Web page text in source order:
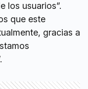
los usuarios”.
que este
gracias a